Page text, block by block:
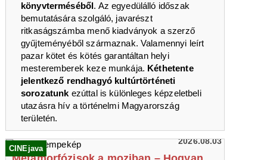
könyvterméséből. Az egyedülálló időszak
bemutatására szolgáló, javarészt
ritkaságszámba menő kiadványok a szerző
gyűjteményéből származnak. Valamennyi leírt
pazar kötet és kötés garantáltan helyi
mesteremberek keze munkája. Kéthetente
jelentkező rendhagyó kultúrtörténeti
sorozatunk ezúttal is különleges képzeletbeli
utazásra hív a történelmi Magyarország
területén.
CINEjava
2026.08.03